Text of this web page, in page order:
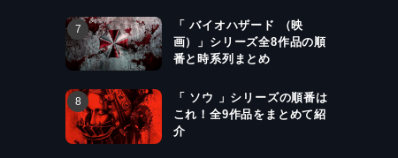
「 バイオハザード （映
画）」シリーズ全8作品の順
番と時系列まとめ
「 ソウ 」シリーズの順番は
これ！全9作品をまとめて紹
介